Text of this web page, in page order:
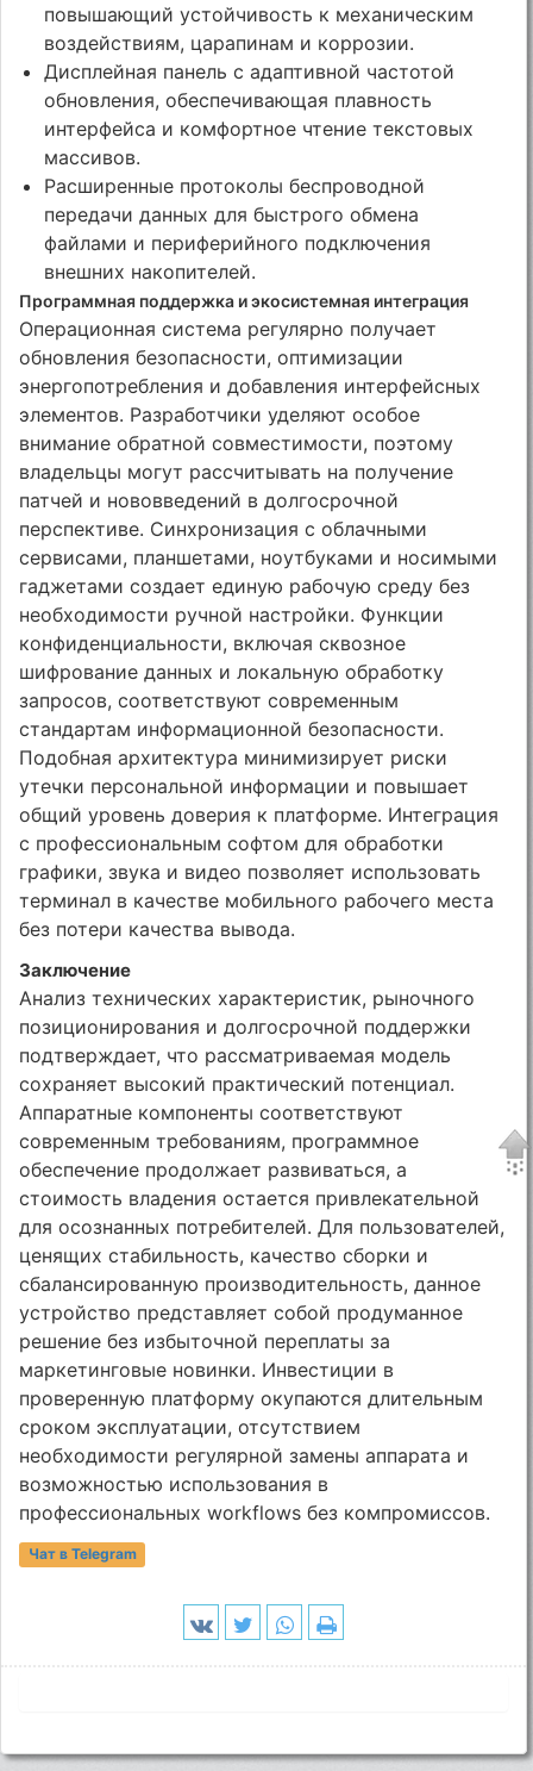
повышающий устойчивость к механическим
воздействиям, царапинам и коррозии.
Дисплейная панель с адаптивной частотой
обновления, обеспечивающая плавность
интерфейса и комфортное чтение текстовых
массивов.
Расширенные протоколы беспроводной
передачи данных для быстрого обмена
файлами и периферийного подключения
внешних накопителей.
Программная поддержка и экосистемная интеграция
Операционная система регулярно получает
обновления безопасности, оптимизации
энергопотребления и добавления интерфейсных
элементов. Разработчики уделяют особое
внимание обратной совместимости, поэтому
владельцы могут рассчитывать на получение
патчей и нововведений в долгосрочной
перспективе. Синхронизация с облачными
сервисами, планшетами, ноутбуками и носимыми
гаджетами создает единую рабочую среду без
необходимости ручной настройки. Функции
конфиденциальности, включая сквозное
шифрование данных и локальную обработку
запросов, соответствуют современным
стандартам информационной безопасности.
Подобная архитектура минимизирует риски
утечки персональной информации и повышает
общий уровень доверия к платформе. Интеграция
с профессиональным софтом для обработки
графики, звука и видео позволяет использовать
терминал в качестве мобильного рабочего места
без потери качества вывода.
Заключение
Анализ технических характеристик, рыночного
позиционирования и долгосрочной поддержки
подтверждает, что рассматриваемая модель
сохраняет высокий практический потенциал.
Аппаратные компоненты соответствуют
современным требованиям, программное
обеспечение продолжает развиваться, а
стоимость владения остается привлекательной
для осознанных потребителей. Для пользователей,
ценящих стабильность, качество сборки и
сбалансированную производительность, данное
устройство представляет собой продуманное
решение без избыточной переплаты за
маркетинговые новинки. Инвестиции в
проверенную платформу окупаются длительным
сроком эксплуатации, отсутствием
необходимости регулярной замены аппарата и
возможностью использования в
профессиональных workflows без компромиссов.
Чат в Telegram